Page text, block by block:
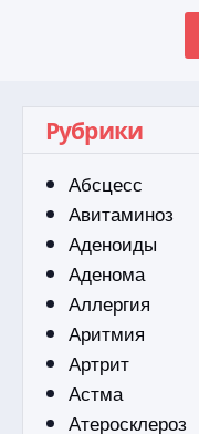
Рубрики
Абсцесс
Авитаминоз
Аденоиды
Аденома
Аллергия
Аритмия
Артрит
Астма
Атеросклероз